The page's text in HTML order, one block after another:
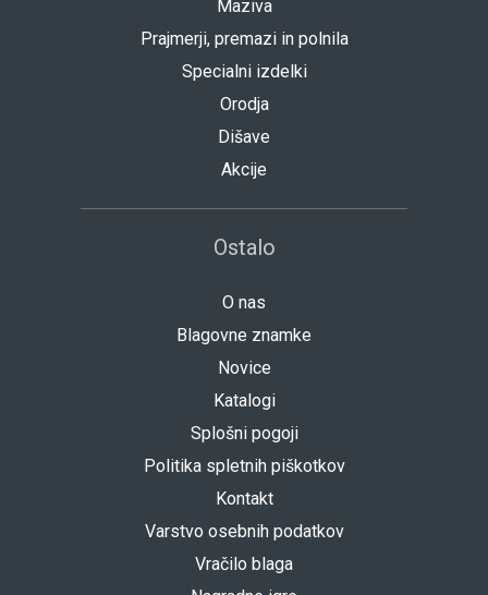
Maziva
Prajmerji, premazi in polnila
Specialni izdelki
Orodja
Dišave
Akcije
Ostalo
O nas
Blagovne znamke
Novice
Katalogi
Splošni pogoji
Politika spletnih piškotkov
Kontakt
Varstvo osebnih podatkov
Vračilo blaga